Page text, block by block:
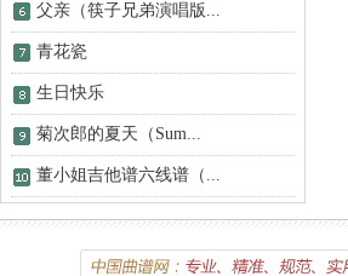
父亲（筷子兄弟演唱版...
青花瓷
生日快乐
菊次郎的夏天（Sum...
董小姐吉他谱六线谱（...